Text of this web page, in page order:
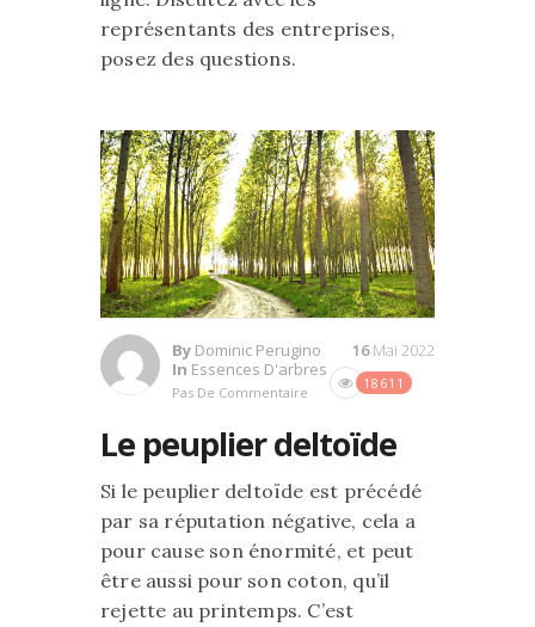
représentants des entreprises,
posez des questions.
By Dominic Perugino
In Essences D'arbres
Pas De Commentaire
18611
16Mai 2022
Le peuplier deltoïde
Si le peuplier deltoïde est précédé
par sa réputation négative, cela a
pour cause son énormité, et peut
être aussi pour son coton, qu’il
rejette au printemps. C’est